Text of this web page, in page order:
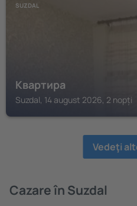
SUZDAL
Квартира
Suzdal, 14 august 2026, 2 nopți
Vedeţi
Cazare în Suzdal